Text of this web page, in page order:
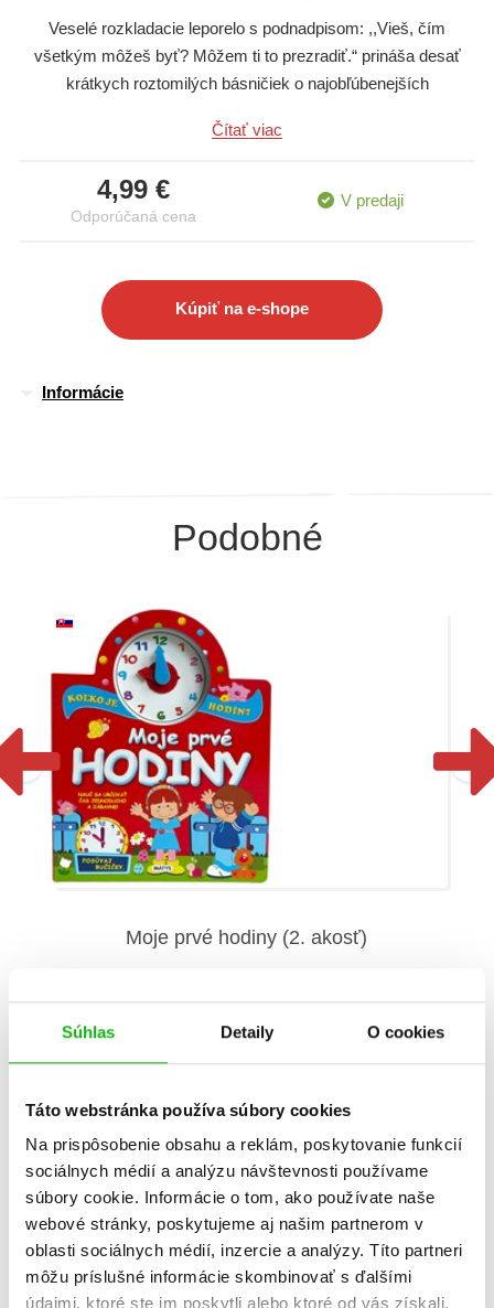
Súhlas Detaily O cookies
Táto webstránka používa súbory cookies
Na prispôsobenie obsahu a reklám, poskytovanie funkcií
sociálnych médií a analýzu návštevnosti používame
súbory cookie. Informácie o tom, ako používate naše
webové stránky, poskytujeme aj našim partnerom v
oblasti sociálnych médií, inzercie a analýzy. Títo partneri
môžu príslušné informácie skombinovať s ďalšími
údajmi, ktoré ste im poskytli alebo ktoré od vás získali,
Veselé rozkladacie leporelo s podnadpisom: ,,Vieš, čím
všetkým môžeš byť? Môžem ti to prezradiť.“ prináša desať
krátkych roztomilých básničiek o najobľúbenejších
zubárka, kuchárka, veterinárka, kvetinárka, učiteľka, zdravotná
rýmujúcim sa veršíkom, ľahkým na zapamätanie, zoznámia s
rôznymi prácami, medzi ktorými určite nájdu tú, ktorá sa im
Čítať viac
4,99 €
Odporúčaná cena
V predaji
Kúpiť na e-shope
Informácie
Podobné
Moje prvé hodiny (2. akosť)
Informácie
náučné leporelo
Počet strán